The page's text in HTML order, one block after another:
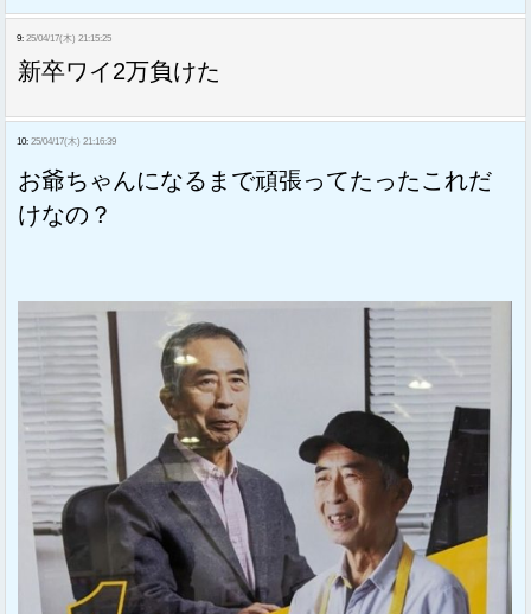
9: 25/04/17(木) 21:15:25
新卒ワイ2万負けた
10: 25/04/17(木) 21:16:39
お爺ちゃんになるまで頑張ってたったこれだ
けなの？